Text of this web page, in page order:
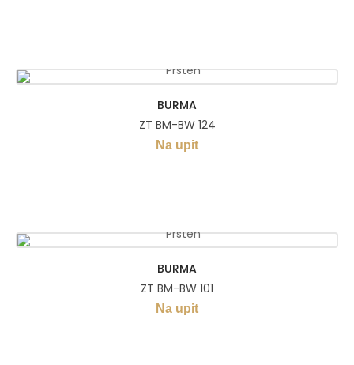
BURMA
ZT BM-BW 124
Na upit
BURMA
ZT BM-BW 101
Na upit